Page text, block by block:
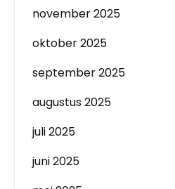
november 2025
oktober 2025
september 2025
augustus 2025
juli 2025
juni 2025